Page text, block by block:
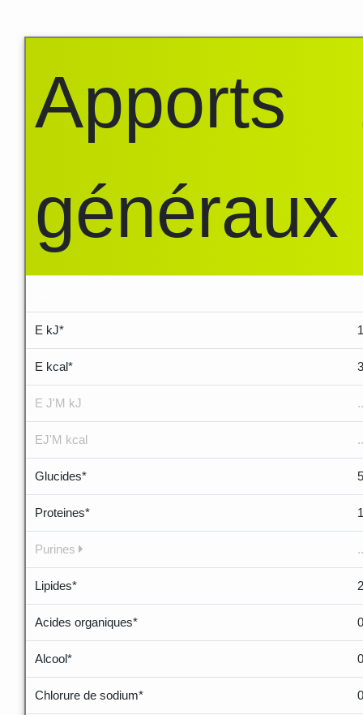
Apports
généraux
E kJ*
E kcal*
E J'M kJ
EJ'M kcal
Glucides*
Proteines*
Purines
Lipides*
Acides organiques*
Alcool*
Chlorure de sodium*